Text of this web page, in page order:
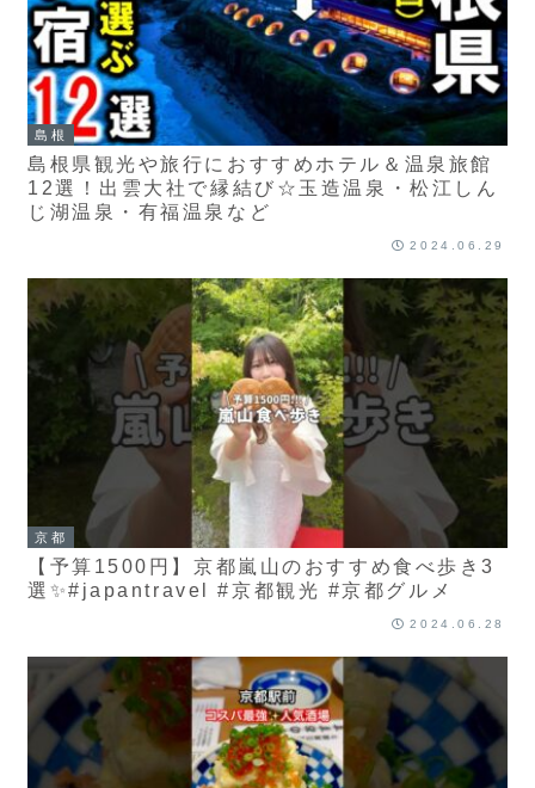
島根
島根県観光や旅行におすすめホテル＆温泉旅館
12選！出雲大社で縁結び☆玉造温泉・松江しん
じ湖温泉・有福温泉など
2024.06.29
京都
【予算1500円】京都嵐山のおすすめ食べ歩き3
選✨#japantravel #京都観光 #京都グルメ
2024.06.28